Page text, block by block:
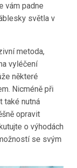
vám padne
světla v
metoda,
vyléčení
některé
Nicméně při
také nutná
opravit
o výhodách
se svým